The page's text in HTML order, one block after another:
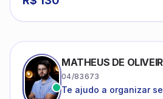
MATHEUS DE
04/83673
Te ajudo a organizar